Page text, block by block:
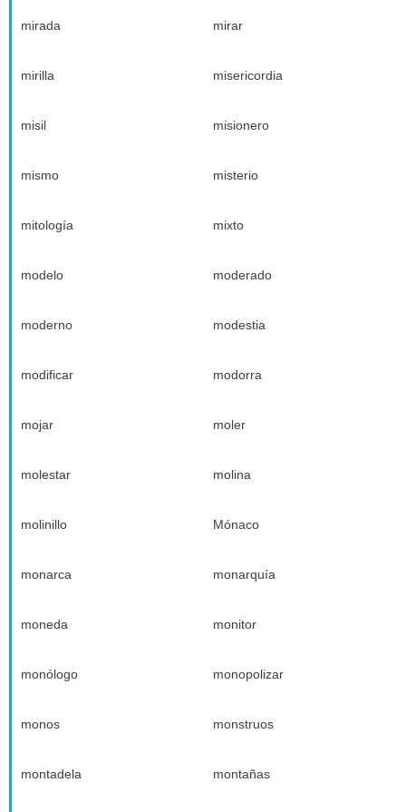
mirada mirar
mirilla misericordia
misil misionero
mismo misterio
mitología mixto
modelo moderado
moderno modestia
modificar modorra
mojar moler
molestar molina
molinillo Mónaco
monarca monarquía
moneda monitor
monólogo monopolizar
monos monstruos
montadela montañas